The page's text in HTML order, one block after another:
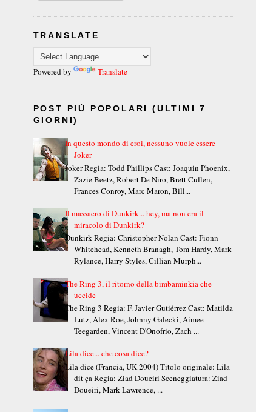
TRANSLATE
Powered by Translate
POST PIÙ POPOLARI (ULTIMI 7
GIORNI)
In questo mondo di eroi, nessuno vuole essere
Joker
Joker Regia: Todd Phillips Cast: Joaquin Phoenix,
Zazie Beetz, Robert De Niro, Brett Cullen,
Frances Conroy, Marc Maron, Bill...
Il massacro di Dunkirk... hey, ma non era il
miracolo di Dunkirk?
Dunkirk Regia: Christopher Nolan Cast: Fionn
Whitehead, Kenneth Branagh, Tom Hardy, Mark
Rylance, Harry Styles, Cillian Murph...
The Ring 3, il ritorno della bimbaminkia che
uccide
The Ring 3 Regia: F. Javier Gutiérrez Cast: Matilda
Lutz, Alex Roe, Johnny Galecki, Aimee
Teegarden, Vincent D'Onofrio, Zach ...
Lila dice... che cosa dice?
Lila dice (Francia, UK 2004) Titolo originale: Lila
dit ça Regia: Ziad Doueiri Sceneggiatura: Ziad
Doueiri, Mark Lawrence, ...